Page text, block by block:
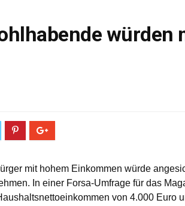
würden
mit hohem Einkommen würde
In einer Forsa-Umfrage für das
von 4.000 Euro